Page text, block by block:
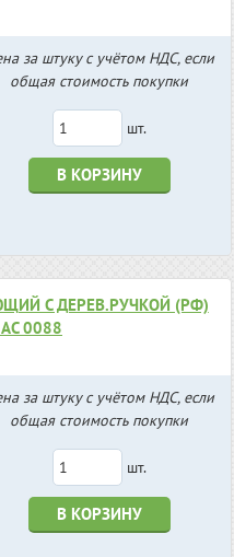
за штуку с учётом НДС, если
общая стоимость покупки
шт.
В КОРЗИНУ
С ДЕРЕВ.РУЧКОЙ (РФ)
0088
за штуку с учётом НДС, если
общая стоимость покупки
шт.
В КОРЗИНУ